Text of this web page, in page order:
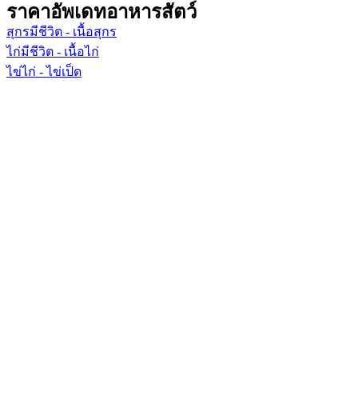
ราคาอัพเดทอาหารสัตว์
สุกรมีชีวิต - เนื้อสุกร
ไก่มีชีวิต - เนื้อไก่
ไข่ไก่ - ไข่เป็ด